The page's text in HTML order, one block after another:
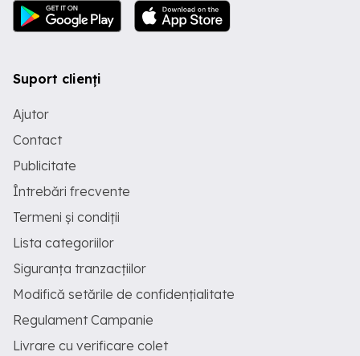
Suport clienți
Ajutor
Contact
Publicitate
Întrebări frecvente
Termeni și condiții
Lista categoriilor
Siguranța tranzacțiilor
Modifică setările de confidențialitate
Regulament Campanie
Livrare cu verificare colet